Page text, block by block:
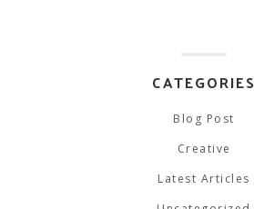
CATEGORIES
Blog Post
Creative
Latest Articles